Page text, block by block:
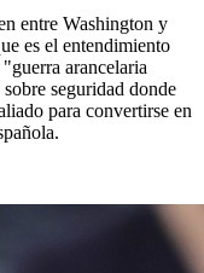
entre Washington y
es el entendimiento
arancelaria
seguridad donde
para convertirse en